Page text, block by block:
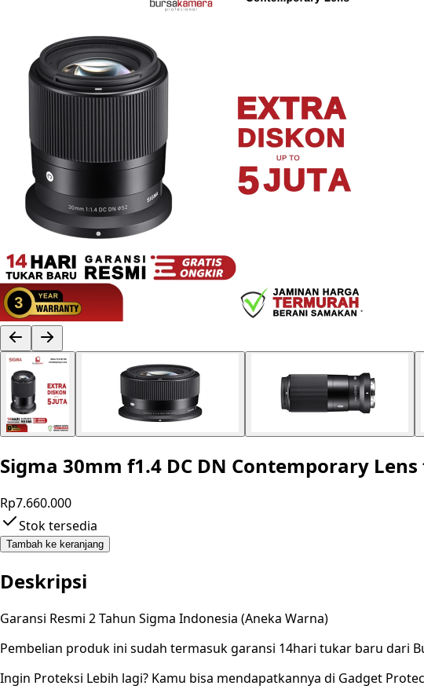
Sigma 30mm f1.4 DC DN Contemporary Lens
Rp7.660.000
Stok tersedia
Tambah ke keranjang
Deskripsi
Garansi Resmi 2 Tahun Sigma Indonesia (Aneka Warna)
Pembelian produk ini sudah termasuk garansi 14hari tukar baru dari
Ingin Proteksi Lebih lagi? Kamu bisa mendapatkannya di Gadget